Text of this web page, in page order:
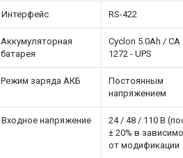
Интерфейс RS-422
Аккумуляторная
батарея
Cyclon 5.0Ah / СА
1272 - UPS
Режим заряда АКБ
Постоянным
напряжением
Входное напряжение
24 / 48 / 110 В
± 20% в
от модификации